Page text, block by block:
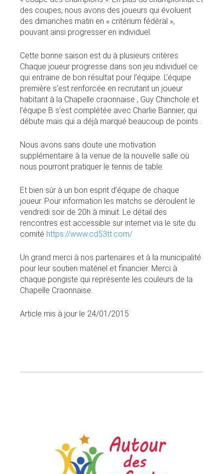
des coupes, nous avons des joueurs qui évoluent
des dimanches matin en « critérium fédéral »,
pouvant ainsi progresser en individuel.
Cette bonne saison est du à plusieurs critères.
Chaque joueur progresse dans son jeu individuel ce
qui entraine de bon résultat pour l’équipe. L’équipe
première s’est renforcée en recrutant un joueur
habitant à la Chapelle craonnaise , Guy Chinchole et
l’équipe B s’est complétée avec Charlie Bannier, qui
débute mais qui a déjà marqué beaucoup de points .
Nous avons sans doute une motivation
supplémentaire à la venue de la nouvelle salle où
nous pourront pratiquer le tennis de table.
Et bien sûr à un bon esprit d’équipe de chaque
joueur. Pour information les matchs se déroulent le
vendredi soir de 20h à minuit. Le détail des
rencontres est accessible sur internet via le site du
comité https://www.cd53tt.com/
Un grand merci à nos partenaires et à la municipalité
pour leur soutien matériel et financier. Merci à
chaque pongiste qui représente les couleurs de la
Chapelle Craonnaise.
Article mis à jour le 24/01/2015